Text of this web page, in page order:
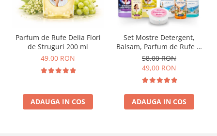
Parfum de Rufe Delia Flori
de Struguri 200 ml
49,00 RON
ADAUGA IN COS
Set Mostre Detergent,
Balsam, Parfum de Rufe și
Sare Înălbire Delia
58,00 RON
49,00 RON
ADAUGA IN COS